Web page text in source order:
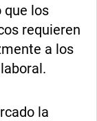
que los
requieren
a los
la